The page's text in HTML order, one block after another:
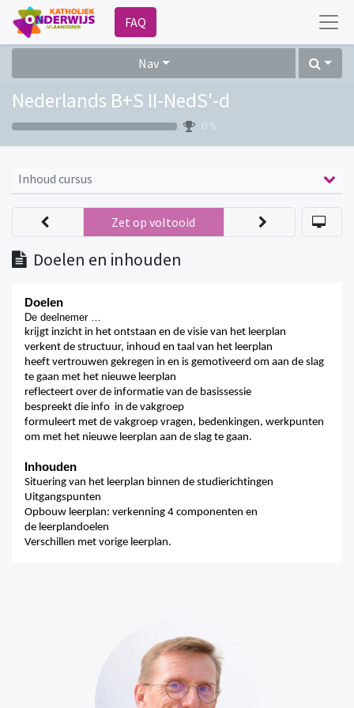
FAQ
Nav
Nederlands B+S II-NedS'-d
0 %
Inhoud cursus
Doelen en inhouden
Zet op voltooid
Doelen
De deelnemer …
krijgt inzicht in het ontstaan en de visie van het leerplan
verkent de structuur, inhoud en taal van het leerplan
heeft vertrouwen gekregen in en is gemotiveerd om aan de slag
te gaan met het nieuwe leerplan
reflecteert over de informatie van de basissessie
bespreekt die info in de vakgroep
formuleert met de vakgroep vragen, bedenkingen, werkpunten
om met het nieuwe leerplan aan de slag te gaan.
Inhouden
Situering van het leerplan binnen de studierichtingen
Uitgangspunten
Opbouw leerplan: verkenning 4 componenten en
de leerplandoelen
Verschillen met vorige leerplan.